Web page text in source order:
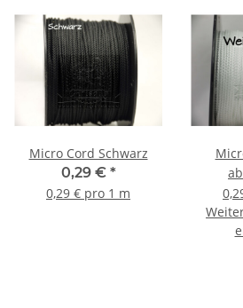
Micro Cord Schwarz
0,29 € *
0,29 € pro 1 m
ab